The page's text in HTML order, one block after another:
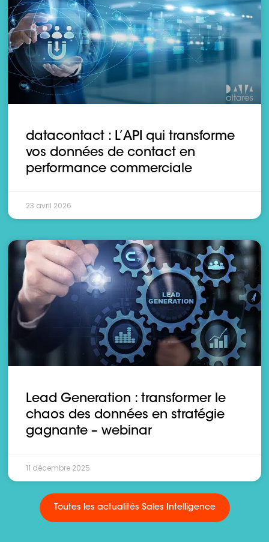
datacontact : L’API qui transforme
vos données de contact en
performance commerciale
23 avril 2026
Lead Generation : transformer le
chaos des données en stratégie
gagnante – webinar
11 décembre 2025
Toutes les actualités Sales Intelligence